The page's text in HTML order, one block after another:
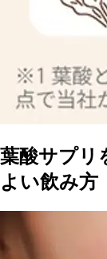
葉酸サプリ
よい飲み方